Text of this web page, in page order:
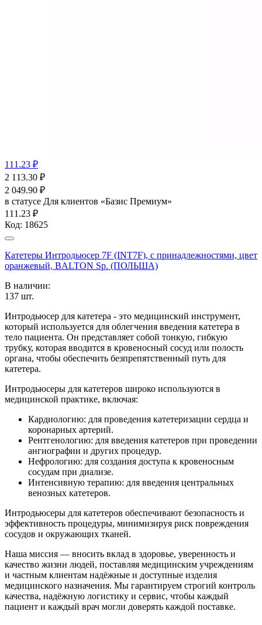
111.23 ₽
2 113.30 ₽
2 049.90 ₽
в статусе Для клиентов «Базис Премиум»
111.23 ₽
Код: 18625
Катетеры Интродьюсер 7F (INT7F), с принадлежностями, цвет
оранжевый, BALTON Sp. (ПОЛЬША)
В наличии:
137 шт.
Интродьюсер для катетера - это медицинский инструмент,
который используется для облегчения введения катетера в
тело пациента. Он представляет собой тонкую, гибкую
трубку, которая вводится в кровеносный сосуд или полость
органа, чтобы обеспечить безпрепятственный путь для
катетера.
Интродьюсеры для катетеров широко используются в
медицинской практике, включая:
Кардиологию: для проведения катетеризации сердца и
коронарных артерий.
Рентгенологию: для введения катетеров при проведении
ангиографии и других процедур.
Нефрологию: для создания доступа к кровеносным
сосудам при диализе.
Интенсивную терапию: для введения центральных
венозных катетеров.
Интродьюсеры для катетеров обеспечивают безопасность и
эффективность процедуры, минимизируя риск повреждения
сосудов и окружающих тканей.
Наша миссия — вносить вклад в здоровье, уверенность и
качество жизни людей, поставляя медицинским учреждениям
и частным клиентам надёжные и доступные изделия
медицинского назначения. Мы гарантируем строгий контроль
качества, надёжную логистику и сервис, чтобы каждый
пациент и каждый врач могли доверять каждой поставке.